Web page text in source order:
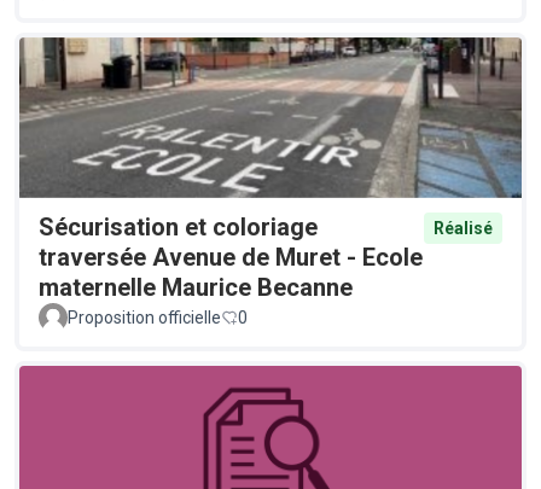
Sécurisation et coloriage
traversée Avenue de Muret - Ecole
maternelle Maurice Becanne
Réalisé
Proposition officielle 0